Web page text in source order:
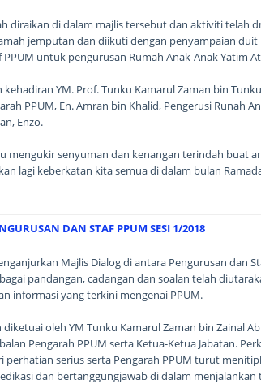
diraikan di dalam majlis tersebut dan aktiviti telah
jemputan dan diikuti dengan penyampaian duit
untuk pengurusan Rumah Anak-Anak Yatim
YM. Prof. Tunku Kamarul Zaman bin
PPUM, En. Amran bin Khalid, Pengerusi Runah
Enzo.
mengukir senyuman dan kenangan terindah buat
lagi keberkatan kita semua di dalam bulan
DAN STAF PPUM SESI 1/2018
Majlis Dialog di antara Pengurusan dan
pandangan, cadangan dan soalan telah
informasi yang terkini mengenai PPUM.
oleh YM Tunku Kamarul Zaman bin Zainal
Pengarah PPUM serta Ketua-Ketua Jabatan.
perhatian serius serta Pengarah PPUM turut
dan bertanggungjawab di dalam menjalankan